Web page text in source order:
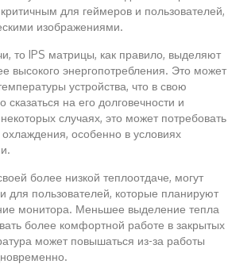
для геймеров и пользователей,
изображениями.
то IPS матрицы, как правило, выделяют
высокого энергопотребления. Это может
устройства, что в свою
сказаться на его долговечности и
случаях, это может потребовать
особенно в условиях
более низкой теплоотдаче, могут
для пользователей, которые планируют
монитора. Меньшее выделение тепла
более комфортной работе в закрытых
может повышаться из-за работы